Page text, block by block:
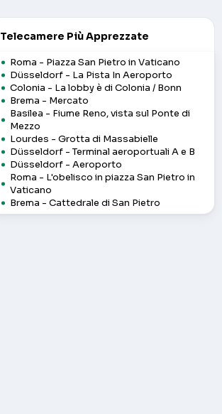
Telecamere Più Apprezzate
Roma - Piazza San Pietro in Vaticano
Düsseldorf - La Pista In Aeroporto
Colonia - La lobby è di Colonia / Bonn
Brema - Mercato
Basilea - Fiume Reno, vista sul Ponte di
Mezzo
Lourdes - Grotta di Massabielle
Düsseldorf - Terminal aeroportuali A e B
Düsseldorf - Aeroporto
Roma - L'obelisco in piazza San Pietro in
Vaticano
Brema - Cattedrale di San Pietro